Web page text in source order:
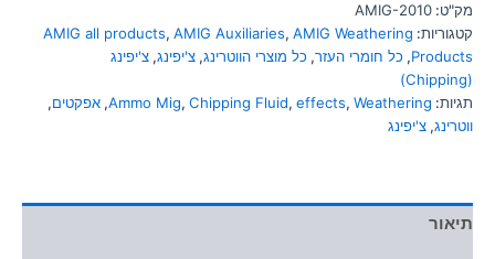
מק"ט: AMIG-2010
קטגוריות:
AMIG all products, AMIG Auxiliaries, AMIG Weathering
Products
, כל חומרי העזר, כל מוצרי הווטרינג, צ'יפינג, צ'יפינג
(Chipping)
תגיות:
Ammo Mig, Chipping Fluid, effects, Weathering
, אפקטים,
ווטרינג, צ'יפינג
תיאור